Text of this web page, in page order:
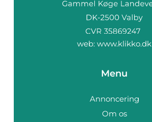
web: www.klikko.dk
Menu
Annoncering
Om os